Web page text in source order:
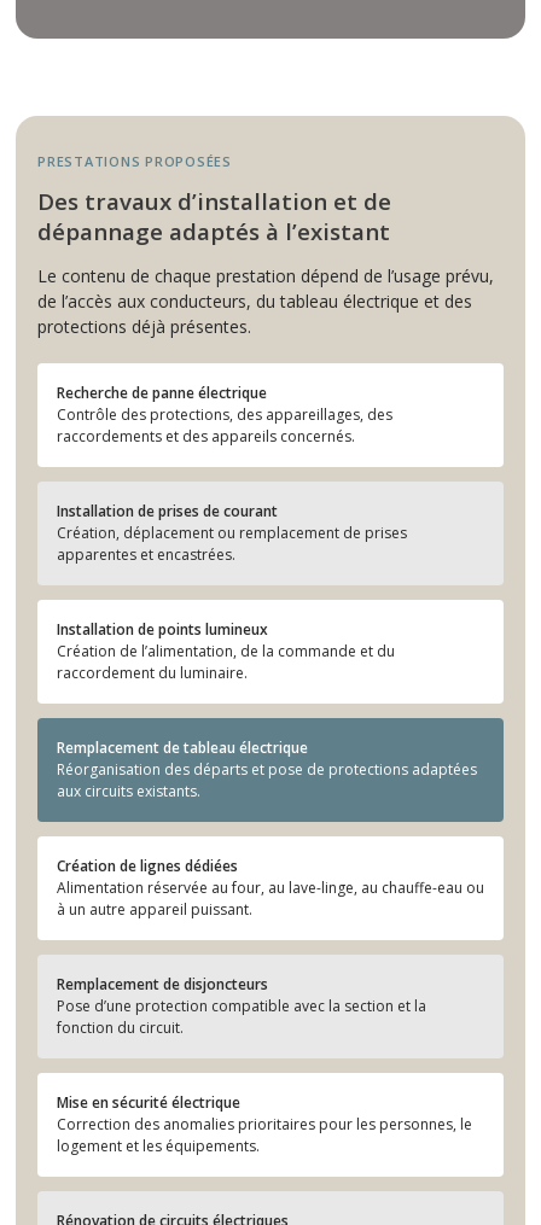
PRESTATIONS PROPOSÉES
Des travaux d’installation et de
dépannage adaptés à l’existant
Le contenu de chaque prestation dépend de l’usage prévu,
de l’accès aux conducteurs, du tableau électrique et des
protections déjà présentes.
Recherche de panne électrique
Contrôle des protections, des appareillages, des
raccordements et des appareils concernés.
Installation de prises de courant
Création, déplacement ou remplacement de prises
apparentes et encastrées.
Installation de points lumineux
Création de l’alimentation, de la commande et du
raccordement du luminaire.
Remplacement de tableau électrique
Réorganisation des départs et pose de protections adaptées
aux circuits existants.
Création de lignes dédiées
Alimentation réservée au four, au lave-linge, au chauffe-eau ou
à un autre appareil puissant.
Remplacement de disjoncteurs
Pose d’une protection compatible avec la section et la
fonction du circuit.
Mise en sécurité électrique
Correction des anomalies prioritaires pour les personnes, le
logement et les équipements.
Rénovation de circuits électriques